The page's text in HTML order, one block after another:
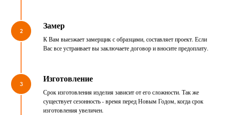
2 Замер
К Вам выезжает замерщик с образцами, составляет проект. Если
Вас все устраивает вы заключаете договор и вносите предоплату.
3 Изготовление
Срок изготовления изделия зависит от его сложности. Так же
существует сезонность - время перед Новым Годом, когда срок
изготовления увеличен.